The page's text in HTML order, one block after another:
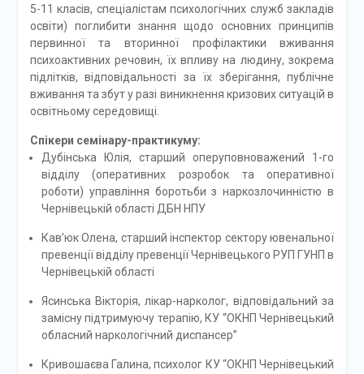
5-11 класів, спеціалістам психологічних служб закладів
освіти) поглибити знання щодо основних принципів
первинної та вторинної профілактики вживання
психоактивних речовин, їх впливу на людину, зокрема
підлітків, відповідальності за їх зберігання, публічне
вживання та збут у разі виникнення кризових ситуацій в
освітньому середовищі.
Спікери семінару-практикуму:
Дубінська Юлія, старший оперуповноважений 1-го
відділу (оперативних розробок та оперативної
роботи) управління боротьби з наркозлочинністю в
Чернівецькій області ДБН НПУ
Кав’юк Олена, старший інспектор сектору ювенальної
превенції відділу превенції Чернівецького РУП ГУНП в
Чернівецькій області
Ясинська Вікторія, лікар-нарколог, відповідальний за
замісну підтримуючу терапію, КУ “ОКНП Чернівецький
обласний наркологічний диспансер”
Кривошаєва Галина, психолог КУ “ОКНП Чернівецький